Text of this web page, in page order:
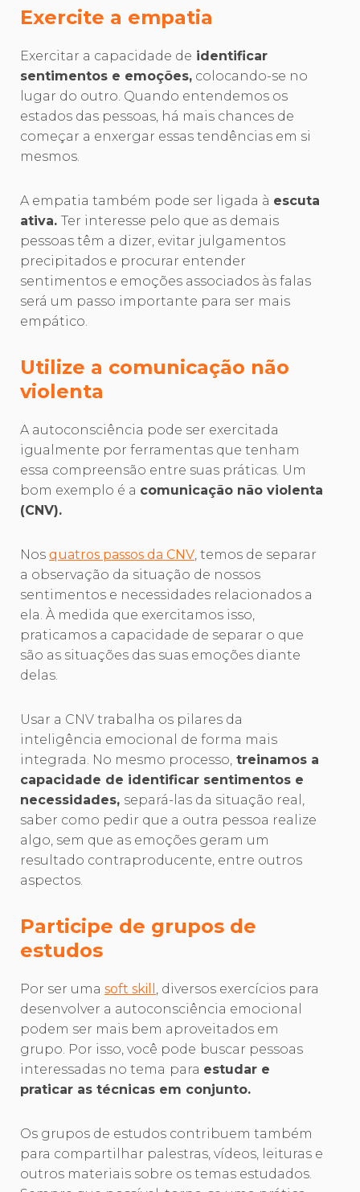
Exercite a empatia
Exercitar a capacidade de identificar
sentimentos e emoções, colocando-se no
lugar do outro. Quando entendemos os
estados das pessoas, há mais chances de
começar a enxergar essas tendências em si
mesmos.
A empatia também pode ser ligada à escuta
ativa. Ter interesse pelo que as demais
pessoas têm a dizer, evitar julgamentos
precipitados e procurar entender
sentimentos e emoções associados às falas
será um passo importante para ser mais
empático.
Utilize a comunicação não
violenta
A autoconsciência pode ser exercitada
igualmente por ferramentas que tenham
essa compreensão entre suas práticas. Um
bom exemplo é a comunicação não violenta
(CNV).
Nos quatros passos da CNV, temos de separar
a observação da situação de nossos
sentimentos e necessidades relacionados a
ela. À medida que exercitamos isso,
praticamos a capacidade de separar o que
são as situações das suas emoções diante
delas.
Usar a CNV trabalha os pilares da
inteligência emocional de forma mais
integrada. No mesmo processo, treinamos a
capacidade de identificar sentimentos e
necessidades, separá-las da situação real,
saber como pedir que a outra pessoa realize
algo, sem que as emoções geram um
resultado contraproducente, entre outros
aspectos.
Participe de grupos de
estudos
Por ser uma soft skill , diversos exercícios para
desenvolver a autoconsciência emocional
podem ser mais bem aproveitados em
grupo. Por isso, você pode buscar pessoas
interessadas no tema para estudar e
praticar as técnicas em conjunto.
Os grupos de estudos contribuem também
para compartilhar palestras, vídeos, leituras e
outros materiais sobre os temas estudados.